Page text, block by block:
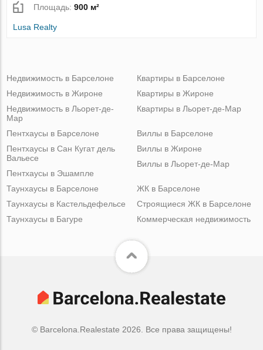
Площадь:900 м²
Lusa Realty
Недвижимость в Барселоне
Недвижимость в Жироне
Недвижимость в Льорет-де-
Мар
Квартиры в Барселоне
Квартиры в Жироне
Квартиры в Льорет-де-Мар
Пентхаусы в Барселоне
Пентхаусы в Сан Кугат дель
Вальесе
Пентхаусы в Эшампле
Виллы в Барселоне
Виллы в Жироне
Виллы в Льорет-де-Мар
Таунхаусы в Барселоне
Таунхаусы в Кастельдефельсе
Таунхаусы в Багуре
ЖК в Барселоне
Строящиеся ЖК в Барселоне
Коммерческая недвижимость
© Barcelona.Realestate 2026. Все права защищены!